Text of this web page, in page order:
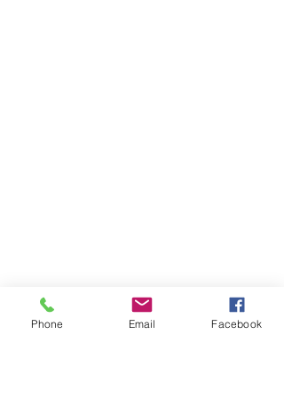
Phone Email Facebook